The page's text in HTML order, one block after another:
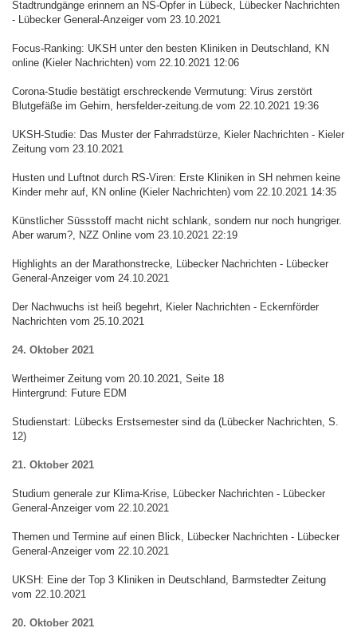
Stadtrundgänge erinnern an NS-Opfer in Lübeck, Lübecker Nachrichten
- Lübecker General-Anzeiger vom 23.10.2021
Focus-Ranking: UKSH unter den besten Kliniken in Deutschland, KN
online (Kieler Nachrichten) vom 22.10.2021 12:06
Corona-Studie bestätigt erschreckende Vermutung: Virus zerstört
Blutgefäße im Gehirn, hersfelder-zeitung.de vom 22.10.2021 19:36
UKSH-Studie: Das Muster der Fahrradstürze, Kieler Nachrichten - Kieler
Zeitung vom 23.10.2021
Husten und Luftnot durch RS-Viren: Erste Kliniken in SH nehmen keine
Kinder mehr auf, KN online (Kieler Nachrichten) vom 22.10.2021 14:35
Künstlicher Süssstoff macht nicht schlank, sondern nur noch hungriger.
Aber warum?, NZZ Online vom 23.10.2021 22:19
Highlights an der Marathonstrecke, Lübecker Nachrichten - Lübecker
General-Anzeiger vom 24.10.2021
Der Nachwuchs ist heiß begehrt, Kieler Nachrichten - Eckernförder
Nachrichten vom 25.10.2021
24. Oktober 2021
Wertheimer Zeitung vom 20.10.2021, Seite 18
Hintergrund: Future EDM
Studienstart: Lübecks Erstsemester sind da (Lübecker Nachrichten, S.
12)
21. Oktober 2021
Studium generale zur Klima-Krise, Lübecker Nachrichten - Lübecker
General-Anzeiger vom 22.10.2021
Themen und Termine auf einen Blick, Lübecker Nachrichten - Lübecker
General-Anzeiger vom 22.10.2021
UKSH: Eine der Top 3 Kliniken in Deutschland, Barmstedter Zeitung
vom 22.10.2021
20. Oktober 2021